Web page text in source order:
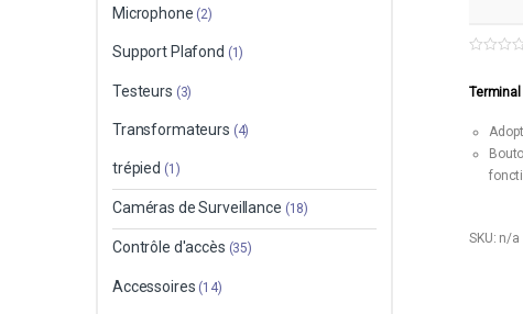
u
f
2600
SKU: n/a
Microphone (2)
Support Plafond (1)
Testeurs (3)
Transformateurs (4)
trépied (1)
Caméras de Surveillance (18)
Contrôle d'accès (35)
Accessoires (14)